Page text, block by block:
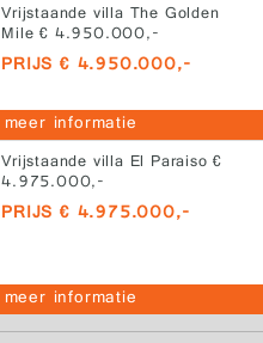
Vrijstaande villa The Golden
Mile € 4.950.000,-
PRIJS € 4.950.000,-
meer informatie
Vrijstaande villa El Paraiso €
4.975.000,-
PRIJS € 4.975.000,-
meer informatie